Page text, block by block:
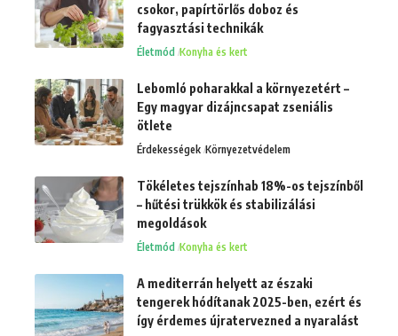
csokor, papírtörlős doboz és
fagyasztási technikák
Életmód Konyha és kert
Lebomló poharakkal a környezetért –
Egy magyar dizájncsapat zseniális
ötlete
Érdekességek Környezetvédelem
Tökéletes tejszínhab 18%-os tejszínből
– hűtési trükkök és stabilizálási
megoldások
Életmód Konyha és kert
A mediterrán helyett az északi
tengerek hódítanak 2025-ben, ezért és
így érdemes újratervezned a nyaralást